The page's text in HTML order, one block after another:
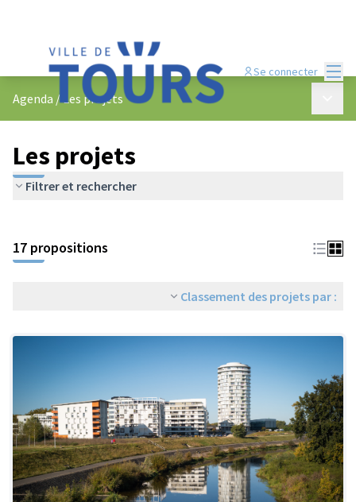
Se connecter
Agenda /Les projets
Les projets
Filtrer et rechercher
+
−
17 propositions
Classement des projets par :